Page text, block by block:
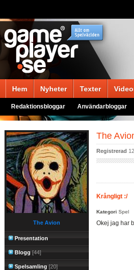
Hem Nyheter Texter
Redaktionsbloggar Användarbloggar
The Avion
Presentation
Blogg [44]
Spelsamling [20]
The
Registrerad
Krångligt :/
Kategori Spel
Okej jag har